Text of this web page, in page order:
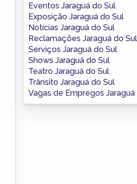
Eventos Jaraguá do Sul
Exposição Jaraguá do Sul
Notícias Jaraguá do Sul
Reclamações Jaraguá do Sul
Serviços Jaraguá do Sul
Shows Jaraguá do Sul
Teatro Jaraguá do Sul
Trânsito Jaraguá do Sul
Vagas de Empregos Jaraguá